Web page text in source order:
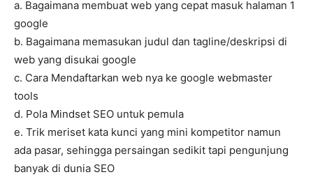
a. Bagaimana membuat web yang cepat masuk halaman 1
google
b. Bagaimana memasukan judul dan tagline/deskripsi di
web yang disukai google
c. Cara Mendaftarkan web nya ke google webmaster
tools
d. Pola Mindset SEO untuk pemula
e. Trik meriset kata kunci yang mini kompetitor namun
ada pasar, sehingga persaingan sedikit tapi pengunjung
banyak di dunia SEO